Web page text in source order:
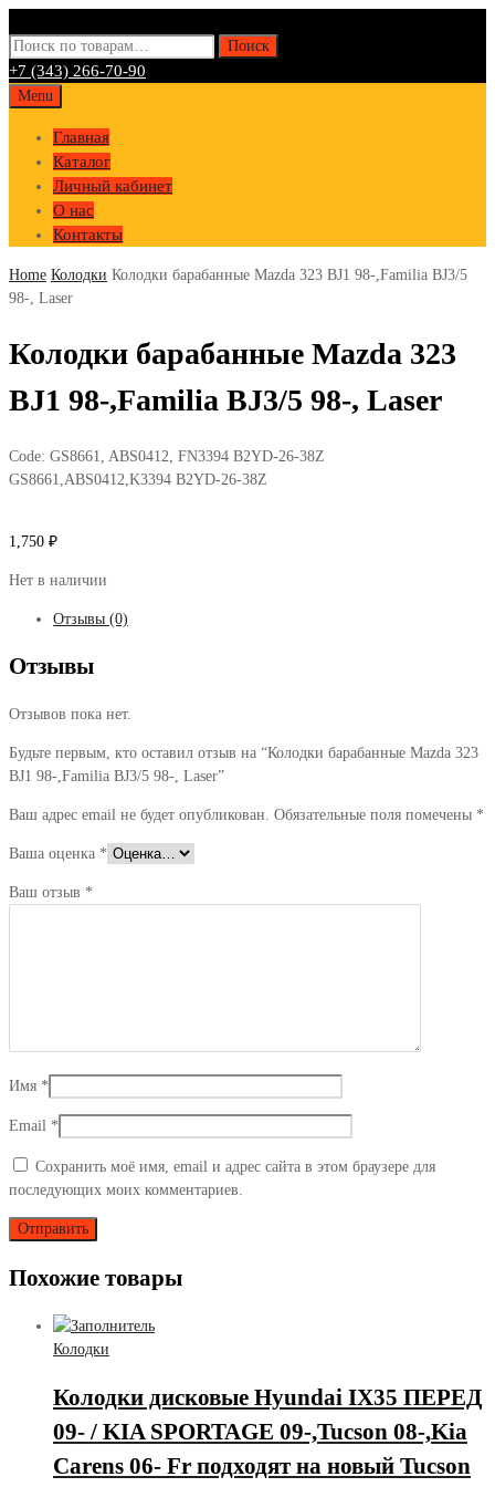
Искать: Поиск
+7 (343) 266-70-90
Skip
content
Menu
Главная
Каталог
Личный кабинет
О нас
Контакты
Home Колодки Колодки барабанные Mazda 323 BJ1 98-,Familia BJ3/5
98-, Laser
Колодки барабанные Mazda 323
BJ1 98-,Familia BJ3/5 98-, Laser
Code: GS8661, ABS0412, FN3394 B2YD-26-38Z
GS8661,ABS0412,K3394 B2YD-26-38Z
1,750 ₽
Нет в наличии
Отзывы (0)
Отзывы
Отзывов пока нет.
Будьте первым, кто оставил отзыв на “Колодки барабанные Mazda 323
BJ1 98-,Familia BJ3/5 98-, Laser”
Ваш адрес email не будет опубликован. Обязательные поля помечены *
Ваша оценка *
Ваш отзыв *
Имя *
Email *
Сохранить моё имя, email и адрес сайта в этом браузере для
последующих моих комментариев.
Похожие товары
Колодки
Колодки дисковые Hyundai IX35 ПЕРЕД
09- / KIA SPORTAGE 09-,Tucson 08-,Kia
Carens 06- Fr подходят на новый Tucson